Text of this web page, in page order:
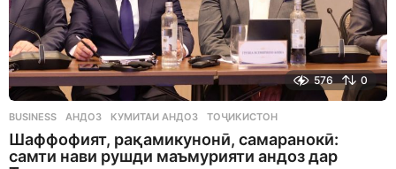
576 0
BUSINESS АНДОЗ ,КУМИТАИ АНДОЗ ,ТОҶИКИСТОН
Шаффофият, рақамикунонӣ, самаранокӣ:
самти нави рушди маъмурияти андоз дар